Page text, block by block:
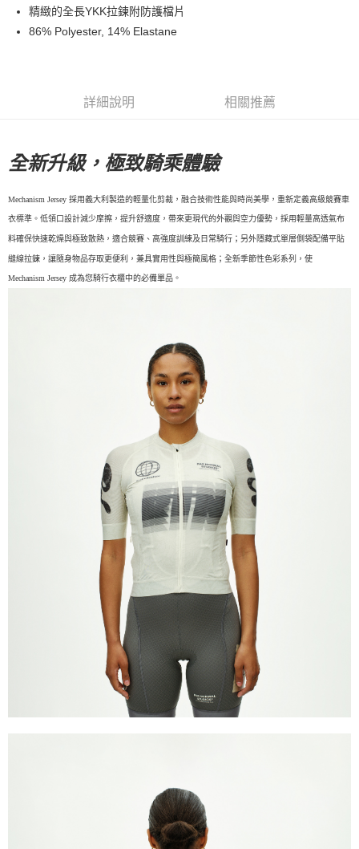
每筆NT$80，滿NT$10,000(含以上)免運費
7-11店到店
每筆NT$80，滿NT$10,000(含以上)免運費
每筆NT$130，滿NT$10,000(含以上)免運費
精緻的全長YKK拉鍊附防護檔片
86% Polyester, 14% Elastane
詳細說明 相關推薦
全新升級，極致騎乘體驗
Mechanism Jersey 採用義大利製造的輕量化剪裁，融合技術性能與時尚美學，重新定義高級競賽車
衣標準。低領口設計減少摩擦，提升舒適度，帶來更現代的外觀與空力優勢，採用輕量高透氣布
料確保快速乾燥與極致散熱，適合競賽、高強度訓練及日常騎行；另外隱藏式單層側袋配備平貼
縫線拉鍊，讓隨身物品存取更便利，兼具實用性與極簡風格；全新季節性色彩系列，使
Mechanism Jersey 成為您騎行衣櫃中的必備單品。